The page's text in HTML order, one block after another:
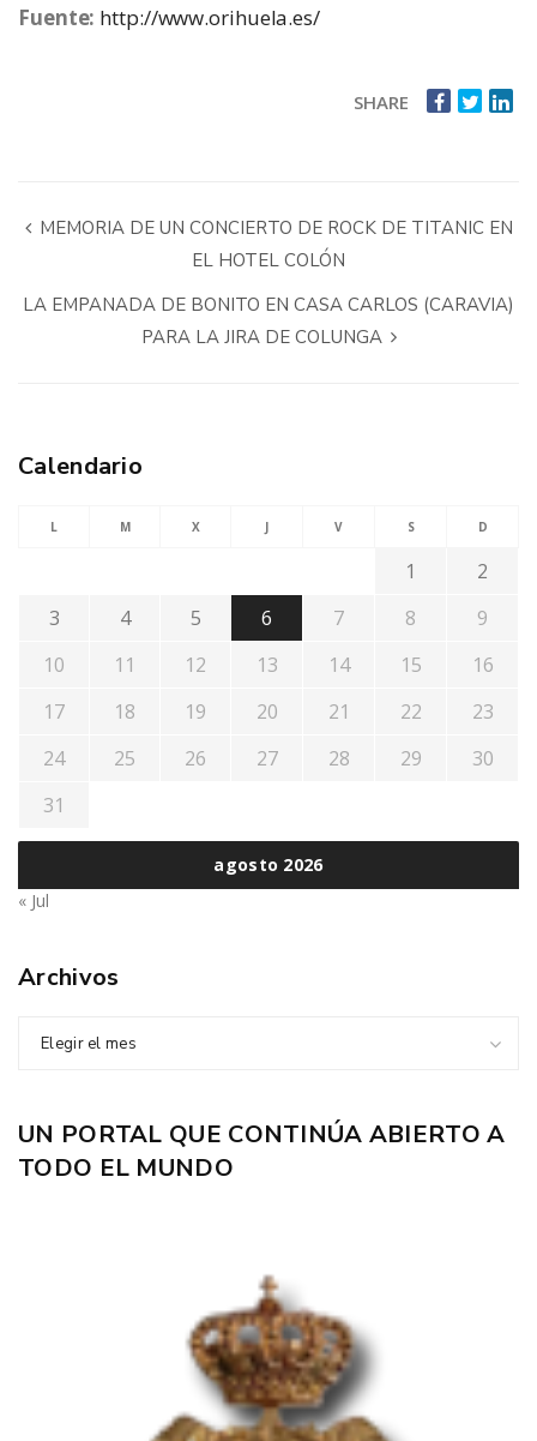
Fuente: http://www.orihuela.es/
SHARE
MEMORIA DE UN CONCIERTO DE ROCK DE TITANIC EN
EL HOTEL COLÓN
LA EMPANADA DE BONITO EN CASA CARLOS (CARAVIA)
PARA LA JIRA DE COLUNGA
Calendario
agosto 2026
L M X J V S D
1
2
3
4 5 6 7 8
9
10
11 12 13 14 15
16
17
18 19 20 21 22
23
24
25 26 27 28 29
30
31
« Jul
Archivos
Elegir el mes
UN PORTAL QUE CONTINÚA ABIERTO A
TODO EL MUNDO